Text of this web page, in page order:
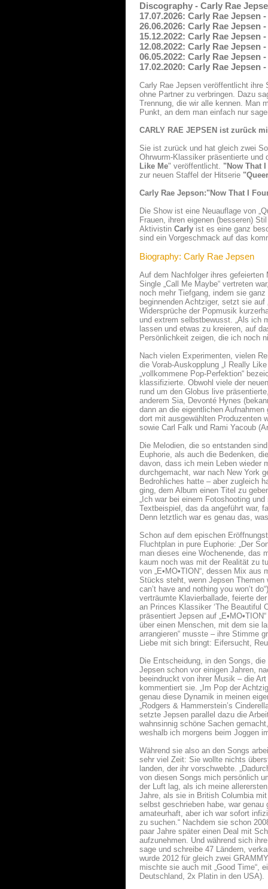
Discography - Carly Rae Jepse
17.07.2026: Carly Rae
26.06.2026: Carly Rae
15.12.2022: Carly Rae
12.08.2022: Carly Rae
06.05.2022: Carly Rae
17.02.2020: Carly Rae
Carly Rae Jepsen veröffentlicht ihre
ohne Partner zu verbringen. Dazu
Trennung, die wir alle kennen. Man
Punkt, an dem man einfach nur
CARLY RAE JEPSEN ist zurück
Sie ist zurück und hat gleich zwei
Ohrwurm-Klassiker präsentierte
Like Me" veröffentlicht. "Now That
zur neuen Staffel der Hitserie
Carly Rae Jepson:"Now That I
Die Show ist eine Neuauflage von
Frauen, ihren eigenen (besseren)
Aktivistin Carly ist es eine ganz
sind ein Vorgeschmack auf das
Biography: Carly Rae Jepsen
Auf dem Nachfolger ihres gefeierten
Single „Call Me Maybe“ vertreten
noch mehr Tiefgang, indem sie
beginnenden Achtziger, setzt sie
Widersprüche der Popmusik
und extrem selbstbewusst. „Als ich
lassen und etwas zu kreieren, auf
Persönlichkeit zeigen, die ich noch
Nach vielen Experimenten, vielen
die Vorab-Auskopplung „I Really
„vollkommene Pop-Perfektion“
klassifizierte. Obwohl viele der
rund um den Globus live
anderem Sia, Devonté Hynes
dann an die eigentlichen
dort mit ausgewählten Produzenten
sowie Carl Falk und Rami Yacoub
Die Melodien, die so entstanden
Euphorie, als auch die Bedenken,
davon, dass ich mein Leben wieder
durchgemacht, war nach New York
Bedrohliches hatte – aber zugleich
ging, dem Album einen Titel zu
„Ich war bei einem Fotoshooting
Textbeispiel, das da angeführt war,
Denn letztlich war es genau das,
Schon auf dem epischen
Fluchtplan in pure Euphorie: „Der
man dieses eine Wochenende, das
kaum noch was mit der Realität zu
von „E•MO•TION“, dessen Mix
Stücks steht, wenn Jepsen Themen
can’t have and nothing you won’t
verträumte Klavierballade, feierte
an Princes Klassiker ‘The Beautiful
präsentiert Jepsen auf
über einen Menschen, mit dem sie
arrangieren“ musste – ihre Stimme
Liebe mit sich bringt: Eifersucht,
Die Entscheidung, in den Songs,
Jepsen schon vor einigen Jahren,
beeindruckt von ihrer Musik – die
kommentiert sie. „Im Pop der
genau diese Dynamik in meinen
„Rodgers & Hammerstein’s
setzte Jepsen parallel dazu die
wahnsinnig schöne Sachen
weshalb ich morgens beim Joggen
Während sie also an den Songs
sehr viel Zeit: Sie wollte nichts
landen, der ihr vorschwebte.
von diesen Songs mich persönlich
der Luft lag, als ich meine
Jahre, als sie in British Columbia
selbst geschrieben habe, war
amateurhaft, aber ich war sofort
zu suchen.“ Nachdem sie schon
paar Jahre später einen Deal mit
aufzunehmen. Und während sich
sage und schreibe 47 Ländern,
wurde 2012 für gleich zwei
mischte sie auch mit „Good Time“,
Deutschland, 2x Platin in den USA).